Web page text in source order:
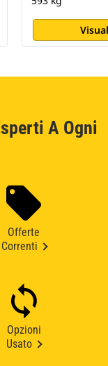
A Ogni
Offerte
Correnti
Opzioni
Usato